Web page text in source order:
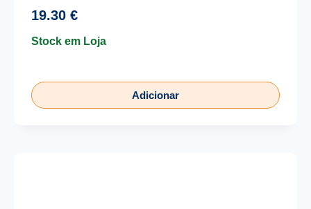
19.30 €
Stock em Loja
Adicionar